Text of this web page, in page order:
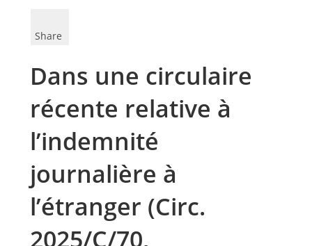
Share
Dans une circulaire
récente relative à
l’indemnité
journalière à
l’étranger (Circ.
2025/C/70,